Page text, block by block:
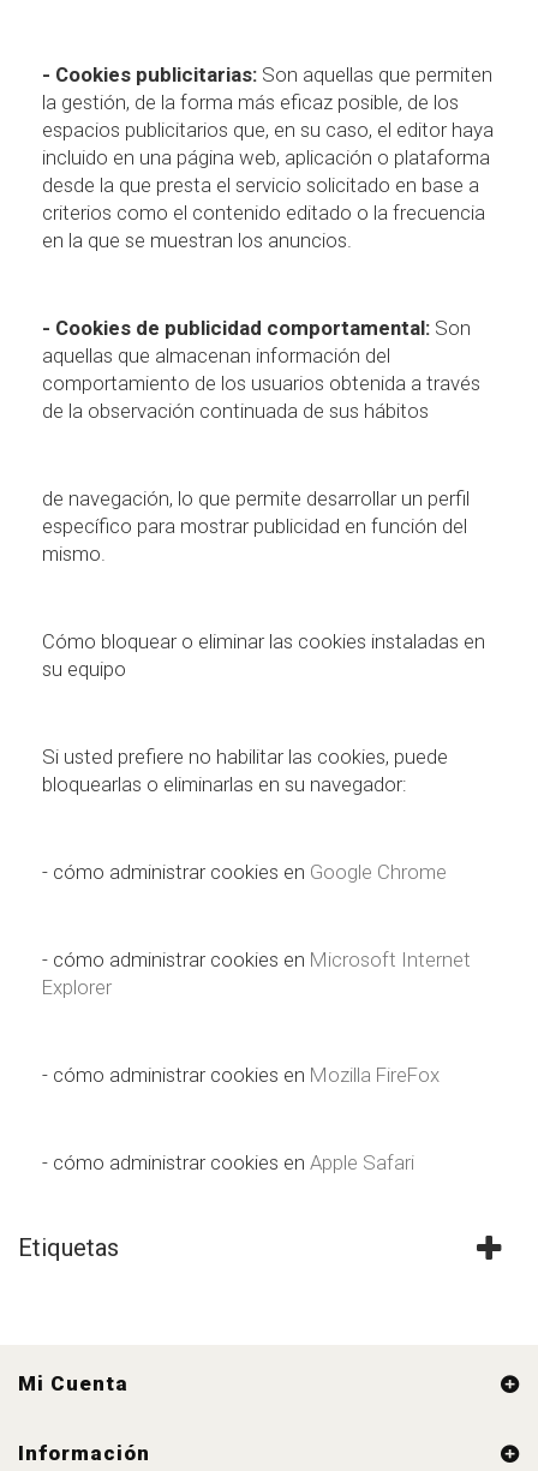
- Cookies publicitarias: Son aquellas que permiten
la gestión, de la forma más eficaz posible, de los
espacios publicitarios que, en su caso, el editor haya
incluido en una página web, aplicación o plataforma
desde la que presta el servicio solicitado en base a
criterios como el contenido editado o la frecuencia
en la que se muestran los anuncios.
- Cookies de publicidad comportamental: Son
aquellas que almacenan información del
comportamiento de los usuarios obtenida a través
de la observación continuada de sus hábitos
de navegación, lo que permite desarrollar un perfil
específico para mostrar publicidad en función del
mismo.
Cómo bloquear o eliminar las cookies instaladas en
su equipo
Si usted prefiere no habilitar las cookies, puede
bloquearlas o eliminarlas en su navegador:
- cómo administrar cookies en Google Chrome
- cómo administrar cookies en Microsoft Internet
Explorer
- cómo administrar cookies en Mozilla FireFox
- cómo administrar cookies en Apple Safari
Etiquetas
Mi Cuenta
Información